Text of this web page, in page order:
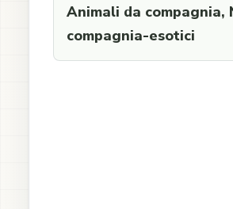
Animali da compagnia,
compagnia-esotici